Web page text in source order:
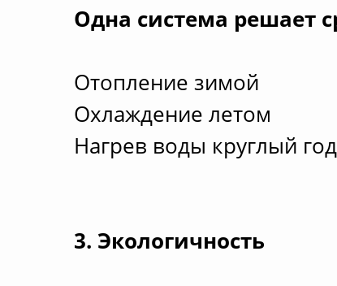
Одна система решает
Отопление зимой
Охлаждение летом
Нагрев воды круглый год
3. Экологичность